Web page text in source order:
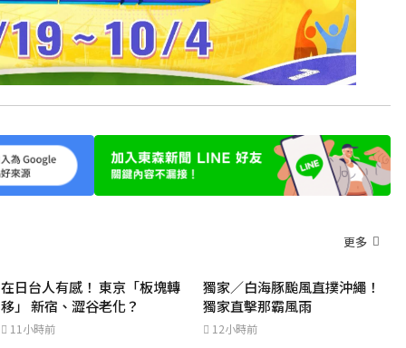
更多
在日台人有感！ 東京「板塊轉
移」 新宿、澀谷老化？
11小時前
獨家／白海豚颱風直撲沖繩！
獨家直擊那霸風雨
12小時前